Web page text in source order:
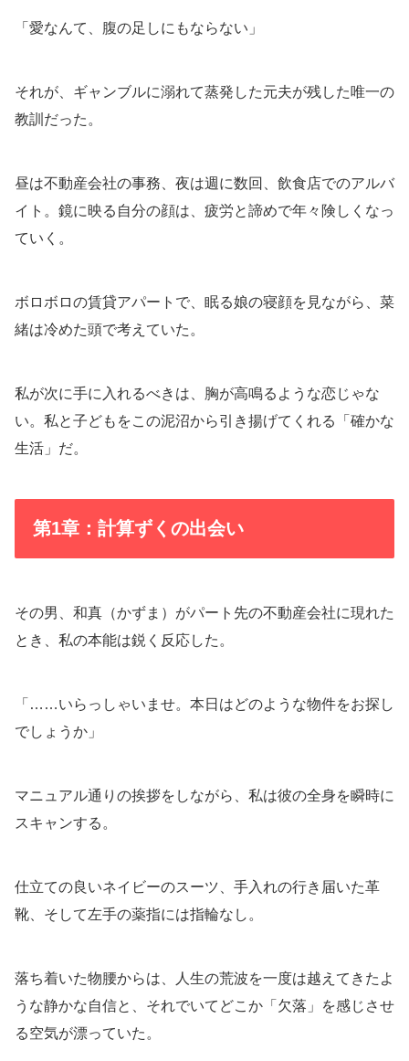
「愛なんて、腹の足しにもならない」
それが、ギャンブルに溺れて蒸発した元夫が残した唯一の
教訓だった。
昼は不動産会社の事務、夜は週に数回、飲食店でのアルバ
イト。鏡に映る自分の顔は、疲労と諦めで年々険しくなっ
ていく。
ボロボロの賃貸アパートで、眠る娘の寝顔を見ながら、菜
緒は冷めた頭で考えていた。
私が次に手に入れるべきは、胸が高鳴るような恋じゃな
い。私と子どもをこの泥沼から引き揚げてくれる「確かな
生活」だ。
第1章：計算ずくの出会い
その男、和真（かずま）がパート先の不動産会社に現れた
とき、私の本能は鋭く反応した。
「……いらっしゃいませ。本日はどのような物件をお探し
でしょうか」
マニュアル通りの挨拶をしながら、私は彼の全身を瞬時に
スキャンする。
仕立ての良いネイビーのスーツ、手入れの行き届いた革
靴、そして左手の薬指には指輪なし。
落ち着いた物腰からは、人生の荒波を一度は越えてきたよ
うな静かな自信と、それでいてどこか「欠落」を感じさせ
る空気が漂っていた。